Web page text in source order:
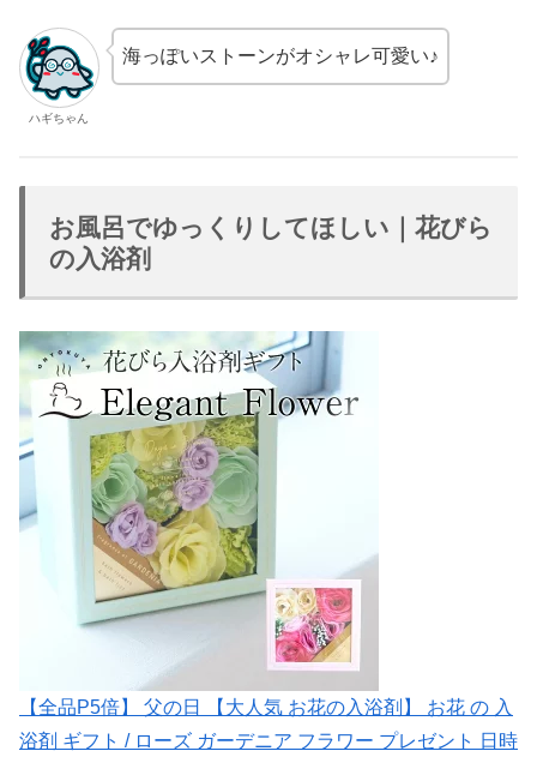
ハギちゃん
海っぽいストーンがオシャレ可愛い♪
お風呂でゆっくりしてほしい｜花びら
の入浴剤
【全品P5倍】 父の日 【大人気 お花の入浴剤】 お花 の 入
浴剤 ギフト / ローズ ガーデニア フラワー プレゼント 日時